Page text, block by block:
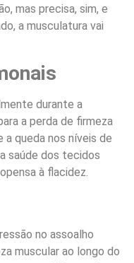
mas precisa, sim, e
a musculatura vai
durante a
a perda de firmeza
a queda nos níveis de
saúde dos tecidos
à flacidez.
no assoalho
muscular ao longo do